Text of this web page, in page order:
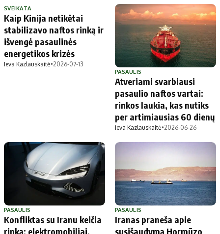
SVEIKATA
Kaip Kinija netikėtai
stabilizavo naftos rinką ir
išvengė pasaulinės
energetikos krizės
Ieva Kazlauskaitė•2026-07-13
PASAULIS
Atveriami svarbiausi
pasaulio naftos vartai:
rinkos laukia, kas nutiks
per artimiausias 60 dienų
Ieva Kazlauskaitė•2026-06-26
PASAULIS
Konfliktas su Iranu keičia
rinką: elektromobiliai,
PASAULIS
Iranas praneša apie
susišaudymą Hormūzo